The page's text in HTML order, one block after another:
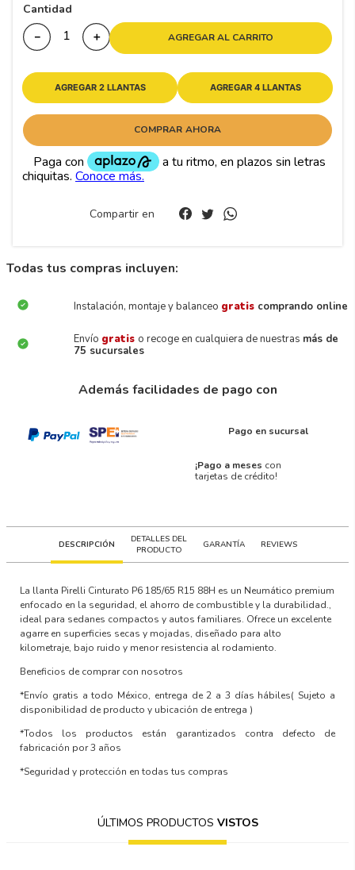
Cantidad
＋
－ AGREGAR AL CARRITO
AGREGAR 2 LLANTAS AGREGAR 4 LLANTAS
COMPRAR AHORA
Compartir en
Todas tus compras incluyen:
Instalación, montaje y balanceo gratis comprando online
Envío gratis o recoge en cualquiera de nuestras más de
75 sucursales
Además facilidades de pago con
Pago en sucursal
¡Pago a meses con
tarjetas de crédito!
DESCRIPCIÓN
DETALLES DEL
PRODUCTO
GARANTÍA REVIEWS
La llanta Pirelli Cinturato P6 185/65 R15 88H es un Neumático premium
enfocado en la seguridad, el ahorro de combustible y la durabilidad.,
ideal para sedanes compactos y autos familiares. Ofrece un excelente
agarre en superficies secas y mojadas, diseñado para alto
kilometraje, bajo ruido y menor resistencia al rodamiento.
Beneficios de comprar con nosotros
*Envío gratis a todo México, entrega de 2 a 3 días hábiles( Sujeto a
disponibilidad de producto y ubicación de entrega )
*Todos los productos están garantizados contra defecto de
fabricación por 3 años
*Seguridad y protección en todas tus compras
ÚLTIMOS PRODUCTOS VISTOS